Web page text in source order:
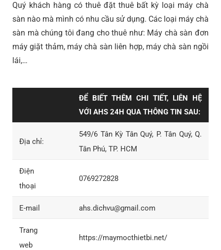
Quý khách hàng có thuê đặt thuê bất kỳ loại máy chà
sàn nào mà mình có nhu cầu sử dụng. Các loại máy chà
sàn mà chúng tôi đang cho thuê như: Máy chà sàn đơn
máy giặt thảm, máy chà sàn liên hợp, máy chà sàn ngồi
lái,…
ĐỂ BIẾT THÊM CHI TIẾT, LIÊN HỆ
VỚI AHS 24H QUA THÔNG TIN SAU:
Địa chỉ:
549/6 Tân Kỳ Tân Quý, P. Tân Quý, Q.
Tân Phú, TP. HCM
Điện
thoại
0769272828
E-mail ahs.dichvu@gmail.com
Trang
web
https://maymocthietbi.net/